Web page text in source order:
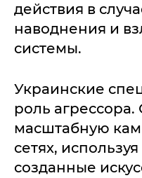
действия в
наводнения и
системы.
Украинские
роль
масштабную
сетях,
созданные